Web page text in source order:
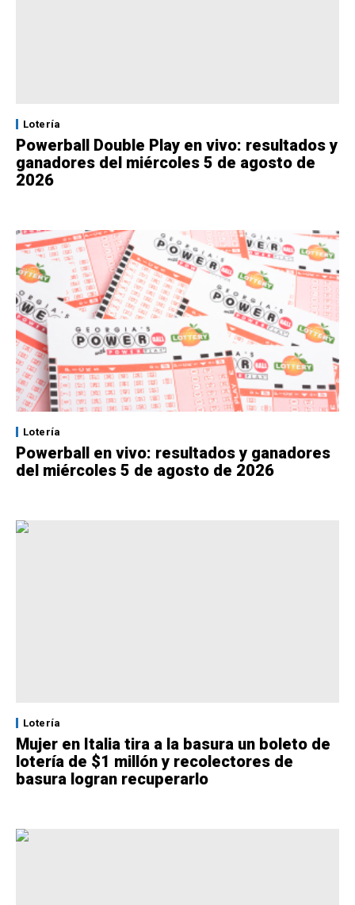
Lotería
Powerball Double Play en vivo: resultados y
ganadores del miércoles 5 de agosto de
2026
Lotería
Powerball en vivo: resultados y ganadores
del miércoles 5 de agosto de 2026
Lotería
Mujer en Italia tira a la basura un boleto de
lotería de $1 millón y recolectores de
basura logran recuperarlo